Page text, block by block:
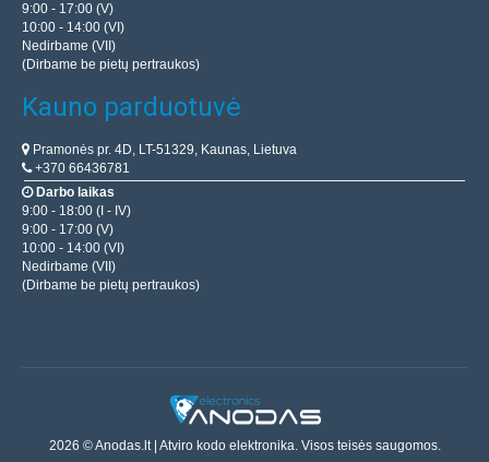
9:00 - 17:00 (V)
10:00 - 14:00 (VI)
Nedirbame (VII)
(Dirbame be pietų pertraukos)
Kauno parduotuvė
Pramonės pr. 4D, LT-51329, Kaunas, Lietuva
+370 66436781
Darbo laikas
9:00 - 18:00 (I - IV)
9:00 - 17:00 (V)
10:00 - 14:00 (VI)
Nedirbame (VII)
(Dirbame be pietų pertraukos)
2026 © Anodas.lt | Atviro kodo elektronika. Visos teisės saugomos.